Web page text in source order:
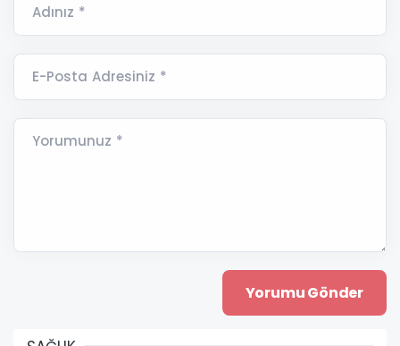
Adınız *
E-Posta Adresiniz *
Yorumunuz *